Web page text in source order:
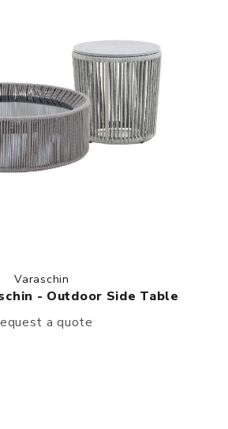
Varaschin
- Outdoor Side Table
a quote